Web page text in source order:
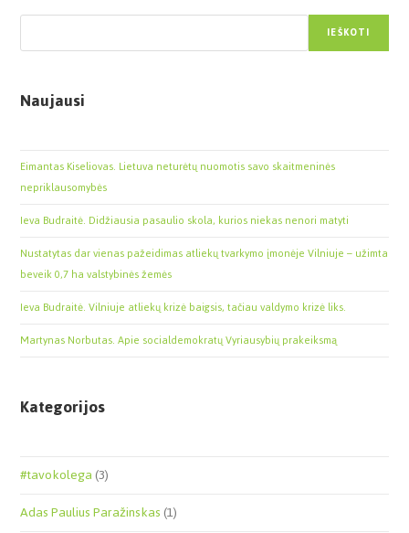
IEŠKOTI
Naujausi
Eimantas Kiseliovas. Lietuva neturėtų nuomotis savo skaitmeninės
nepriklausomybės
Ieva Budraitė. Didžiausia pasaulio skola, kurios niekas nenori matyti
Nustatytas dar vienas pažeidimas atliekų tvarkymo įmonėje Vilniuje – užimta
beveik 0,7 ha valstybinės žemės
Ieva Budraitė. Vilniuje atliekų krizė baigsis, tačiau valdymo krizė liks.
Martynas Norbutas. Apie socialdemokratų Vyriausybių prakeiksmą
Kategorijos
#tavokolega(3)
Adas Paulius Paražinskas(1)